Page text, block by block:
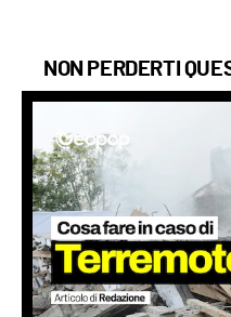
NON PERDERTI